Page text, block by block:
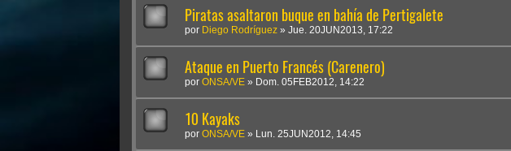
Piratas asaltaron buque en bahía de Pertigalete
por Diego Rodríguez » Jue. 20JUN2013, 17:22
Ataque en Puerto Francés (Carenero)
por ONSA/VE » Dom. 05FEB2012, 14:22
10 Kayaks
por ONSA/VE » Lun. 25JUN2012, 14:45